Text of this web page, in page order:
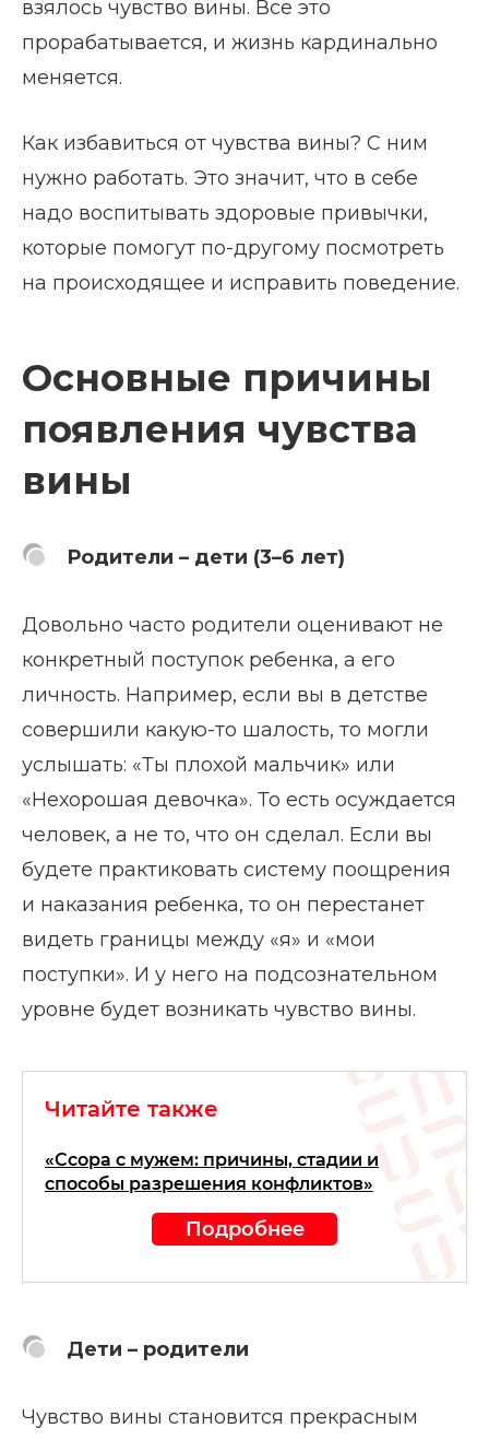
взялось чувство вины. Все это
прорабатывается, и жизнь кардинально
меняется.
Как избавиться от чувства вины? С ним
нужно работать. Это значит, что в себе
надо воспитывать здоровые привычки,
которые помогут по-другому посмотреть
на происходящее и исправить поведение.
Основные причины
появления чувства
вины
Родители – дети (3–6 лет)
Довольно часто родители оценивают не
конкретный поступок ребенка, а его
личность. Например, если вы в детстве
совершили какую-то шалость, то могли
услышать: «Ты плохой мальчик» или
«Нехорошая девочка». То есть осуждается
человек, а не то, что он сделал. Если вы
будете практиковать систему поощрения
и наказания ребенка, то он перестанет
видеть границы между «я» и «мои
поступки». И у него на подсознательном
уровне будет возникать чувство вины.
Читайте также
«Ссора с мужем: причины, стадии и
способы разрешения конфликтов»
Подробнее
Дети – родители
Чувство вины становится прекрасным